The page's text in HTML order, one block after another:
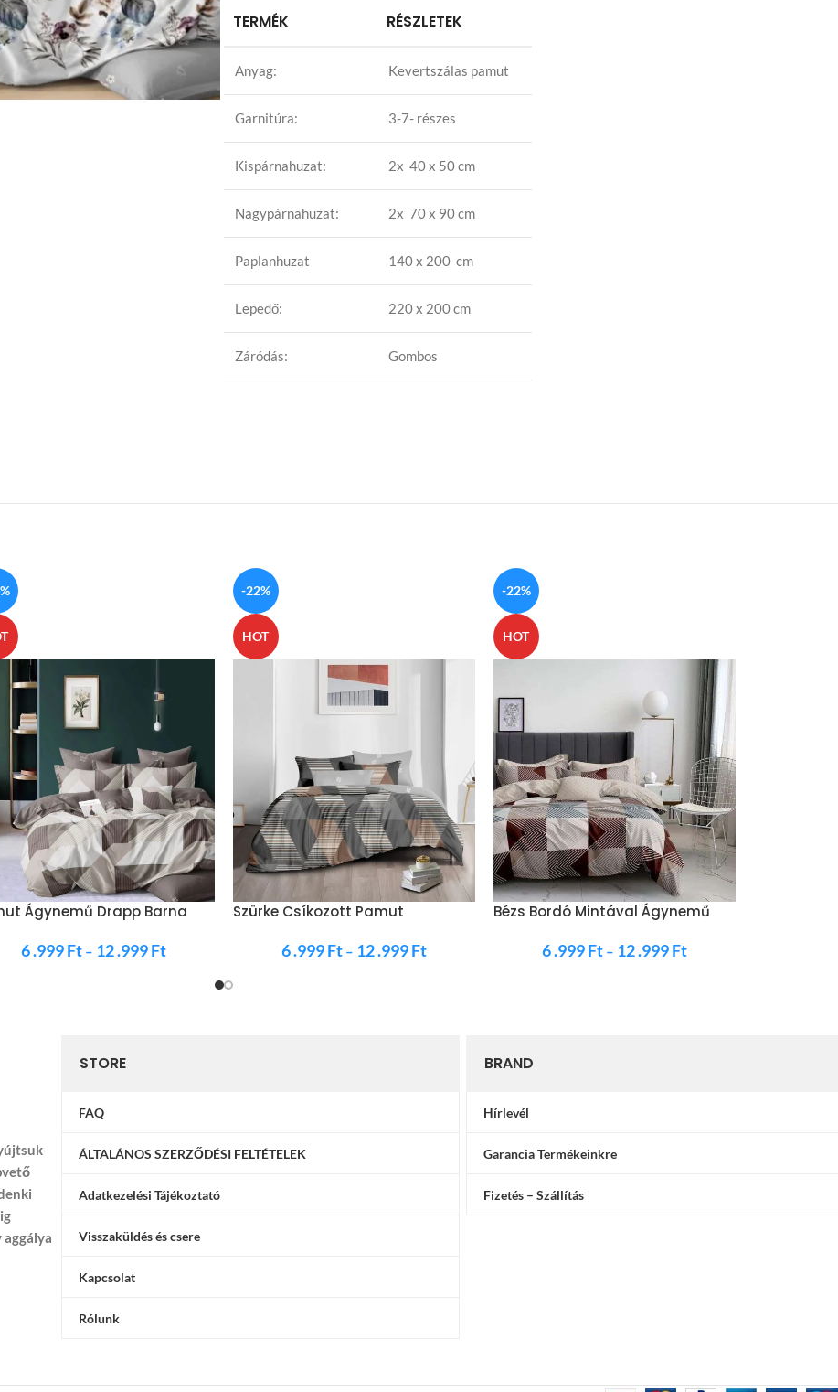
TERMÉK RÉSZLETEK
Anyag: Kevertszálas pamut
Garnitúra: 3-7- részes
Kispárnahuzat: 2x 40 x 50 cm
Nagypárnahuzat: 2x 70 x 90 cm
Paplanhuzat 140 x 200 cm
Lepedő: 220 x 200 cm
Záródás: Gombos
Ágynemű Drapp Barna
6 .999Ft – 12 .999Ft
-22%
HOT
Szürke Csíkozott Pamut
6 .999Ft – 12 .999Ft
-22%
HOT
Bézs Bordó Mintával Ágynemű
6 .999Ft – 12 .999Ft
STORE
FAQ
ÁLTALÁNOS SZERZŐDÉSI FELTÉTELEK
Adatkezelési Tájékoztató
Visszaküldés és csere
Kapcsolat
Rólunk
BRAND
Hírlevél
Garancia Termékeinkre
Fizetés – Szállítás